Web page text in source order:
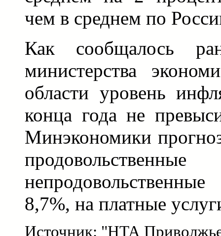
чем в среднем по
Как сообщалось
министерства
области уровень
конца года не
Минэкономики
8,7%, на платные
Источник: "НТА